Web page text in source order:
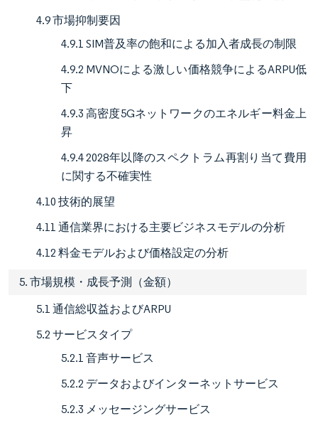
4.9 市場抑制要因
4.9.1 SIM普及率の飽和による加入者成長の制限
4.9.2 MVNOによる激しい価格競争によるARPU低
下
4.9.3 高密度5Gネットワークのエネルギー料金上
昇
4.9.4 2028年以降のスペクトラム再割り当て費用
に関する不確実性
4.10 技術的展望
4.11 通信業界における主要ビジネスモデルの分析
4.12 料金モデルおよび価格設定の分析
5. 市場規模・成長予測（金額）
5.1 通信総収益およびARPU
5.2 サービスタイプ
5.2.1 音声サービス
5.2.2 データおよびインターネットサービス
5.2.3 メッセージングサービス